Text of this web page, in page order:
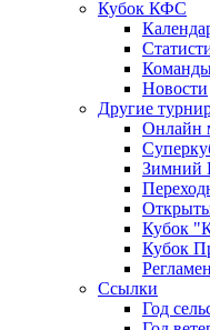
Кубок КФС
Новости
Другие
Онлайн
Зимний
Кубок
Кубок
Ссылки
Год